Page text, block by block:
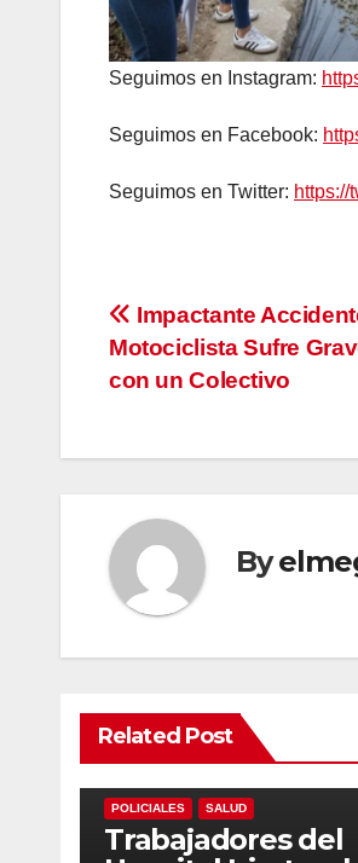
Seguimos en Instagram:
Seguimos en Facebook:
Seguimos en Twitter: https://
Navegación
de
Impactante
Motociclista Sufre
con un Colectivo
By
Related Post
POLICIALES SALUD
Trabajadores del